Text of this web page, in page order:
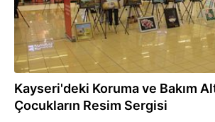
Kayseri'deki Koruma ve Bakım
Çocukların Resim Sergisi